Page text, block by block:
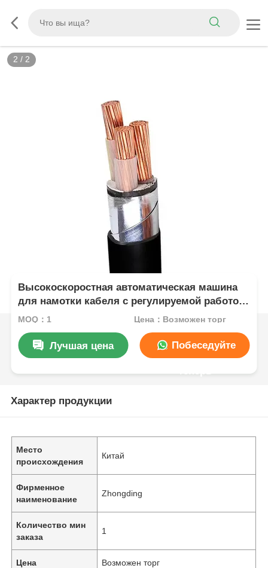
2 / 2
Высокоскоростная автоматическая машина
для намотки кабеля с регулируемой работой
для непрерывной намотки
MOQ：1 Цена：Возможен торг
Лучшая цена Побеседуйте
Характер продукции
Место
происхождения
Китай
Фирменное
наименование
Zhongding
Количество мин
заказа
1
Цена Возможен торг